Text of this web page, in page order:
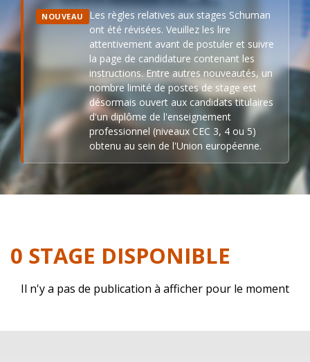
NOUVEAU
Les règles relatives aux stages Schuman
ont été révisées. Veuillez les lire
attentivement avant de postuler et suivre
la page de candidature contenant les
instructions. Entre autres nouveautés, un
nombre limité de postes de stage est
désormais ouvert aux candidats titulaires
d'un diplôme de l'enseignement
professionnel (niveaux CEC 3, 4 ou 5)
obtenu au sein de l'Union européenne.
0 STAGE DISPONIBLE
Il n'y a pas de publication à afficher pour le moment